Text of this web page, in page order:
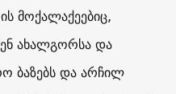
მოქალაქეებიც,
ახალგორსა და
ბაზებს და არჩილ